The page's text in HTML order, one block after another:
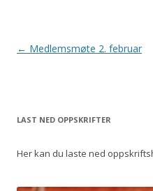
Innleggsnavigasjon
← Medlemsmøte 2. februar
LAST NED OPPSKRIFTER
Her kan du laste ned